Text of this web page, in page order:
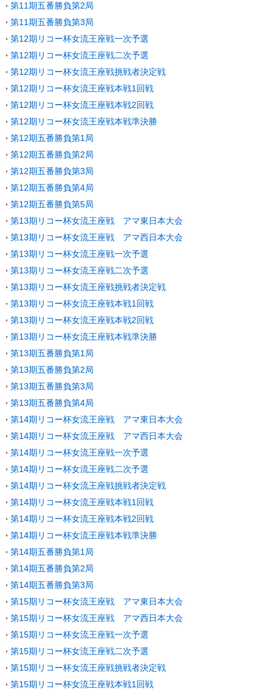
第11期五番勝負第2局
第11期五番勝負第3局
第12期リコー杯女流王座戦一次予選
第12期リコー杯女流王座戦二次予選
第12期リコー杯女流王座戦挑戦者決定戦
第12期リコー杯女流王座戦本戦1回戦
第12期リコー杯女流王座戦本戦2回戦
第12期リコー杯女流王座戦本戦準決勝
第12期五番勝負第1局
第12期五番勝負第2局
第12期五番勝負第3局
第12期五番勝負第4局
第12期五番勝負第5局
第13期リコー杯女流王座戦 アマ東日本大会
第13期リコー杯女流王座戦 アマ西日本大会
第13期リコー杯女流王座戦一次予選
第13期リコー杯女流王座戦二次予選
第13期リコー杯女流王座戦挑戦者決定戦
第13期リコー杯女流王座戦本戦1回戦
第13期リコー杯女流王座戦本戦2回戦
第13期リコー杯女流王座戦本戦準決勝
第13期五番勝負第1局
第13期五番勝負第2局
第13期五番勝負第3局
第13期五番勝負第4局
第14期リコー杯女流王座戦 アマ東日本大会
第14期リコー杯女流王座戦 アマ西日本大会
第14期リコー杯女流王座戦一次予選
第14期リコー杯女流王座戦二次予選
第14期リコー杯女流王座戦挑戦者決定戦
第14期リコー杯女流王座戦本戦1回戦
第14期リコー杯女流王座戦本戦2回戦
第14期リコー杯女流王座戦本戦準決勝
第14期五番勝負第1局
第14期五番勝負第2局
第14期五番勝負第3局
第15期リコー杯女流王座戦 アマ東日本大会
第15期リコー杯女流王座戦 アマ西日本大会
第15期リコー杯女流王座戦一次予選
第15期リコー杯女流王座戦二次予選
第15期リコー杯女流王座戦挑戦者決定戦
第15期リコー杯女流王座戦本戦1回戦